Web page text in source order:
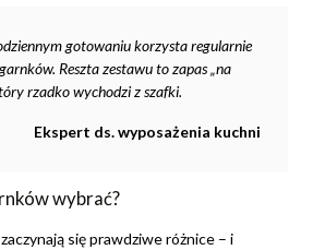
gotowaniu korzysta regularnie
Reszta zestawu to zapas „na
rzadko wychodzi z szafki.
Ekspert ds. wyposażenia kuchni
wybrać?
się prawdziwe różnice – i